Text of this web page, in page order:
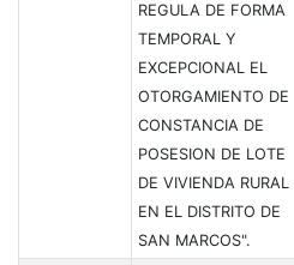
REGULA DE FORMA
TEMPORAL Y
EXCEPCIONAL EL
OTORGAMIENTO DE
CONSTANCIA DE
POSESION DE LOTE
DE VIVIENDA RURAL
EN EL DISTRITO DE
SAN MARCOS".